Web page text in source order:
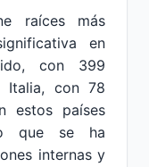
raíces más
en
con 399
Italia, con 78
estos países
que se ha
internas y